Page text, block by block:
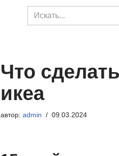
Что
икеа
автор: admin 09.03.2024